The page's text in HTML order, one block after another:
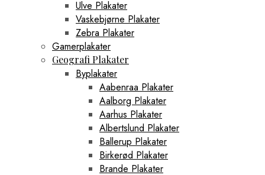
Ulve Plakater
Vaskebjørne Plakater
Zebra Plakater
Gamerplakater
Geografi Plakater
Byplakater
Aabenraa Plakater
Aalborg Plakater
Aarhus Plakater
Albertslund Plakater
Ballerup Plakater
Birkerød Plakater
Brande Plakater